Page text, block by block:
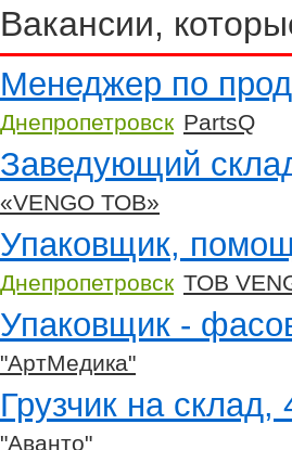
Вакансии,
Менеджер по
Днепропетровск PartsQ
Заведующий
«VENGO ТОВ»
Упаковщик,
Днепропетровск ТОВ
Упаковщик -
"АртМедика"
Грузчик на склад,
"Аванто"